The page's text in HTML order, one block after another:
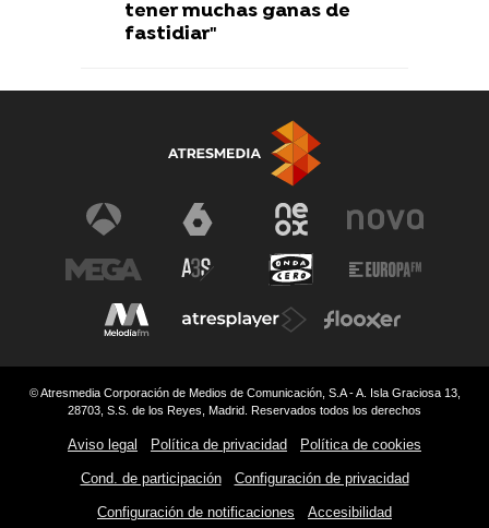
tener muchas ganas de
fastidiar"
© Atresmedia Corporación de Medios de Comunicación, S.A - A. Isla Graciosa 13,
28703, S.S. de los Reyes, Madrid. Reservados todos los derechos
Aviso legal Política de privacidad Política de cookies
Cond. de participación Configuración de privacidad
Configuración de notificaciones Accesibilidad